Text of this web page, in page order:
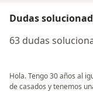
Dudas
63 dudas
Hola. Tengo 30 años al
de casados y tenemos